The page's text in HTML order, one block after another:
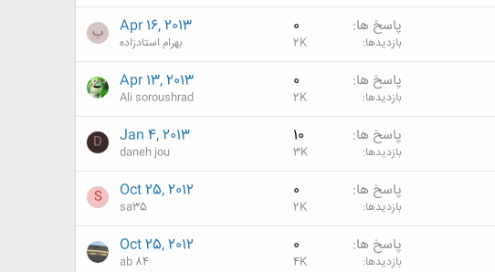
پاسخ ها 0
بازدیدها 2K
Apr 16, 2013
بهرام استادزاده ب
پاسخ ها 0
بازدیدها 2K
Apr 13, 2013
Ali soroushrad
پاسخ ها 10
بازدیدها 3K
Jan 4, 2013
daneh jou
D
پاسخ ها 0
بازدیدها 2K
Oct 25, 2012
sa35
S
پاسخ ها 0
بازدیدها 4K
Oct 25, 2012
ab 84